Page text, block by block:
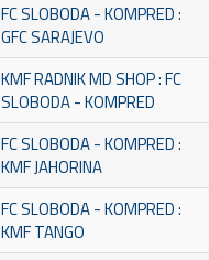
FC SLOBODA - KOMPRED :
GFC SARAJEVO
KMF RADNIK MD SHOP : FC
SLOBODA - KOMPRED
FC SLOBODA - KOMPRED :
KMF JAHORINA
FC SLOBODA - KOMPRED :
KMF TANGO